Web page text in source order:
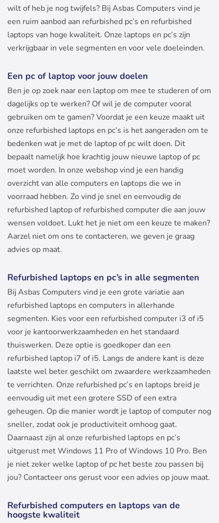
wilt of heb je nog twijfels? Bij Asbas Computers vind je
een ruim aanbod aan refurbished pc’s en refurbished
laptops van hoge kwaliteit. Onze laptops en pc’s zijn
verkrijgbaar in vele segmenten en voor vele doeleinden.
Een pc of laptop voor jouw doelen
Ben je op zoek naar een laptop om mee te studeren of om
dagelijks op te werken? Of wil je de computer vooral
gebruiken om te gamen? Voordat je een keuze maakt uit
onze refurbished laptops en pc’s is het aangeraden om te
bedenken wat je met de laptop of pc wilt doen. Dit
bepaalt namelijk hoe krachtig jouw nieuwe laptop of pc
moet worden. In onze webshop vind je een handig
overzicht van alle computers en laptops die we in
voorraad hebben. Zo vind je snel en eenvoudig de
refurbished laptop of refurbished computer die aan jouw
wensen voldoet. Lukt het je niet om een keuze te maken?
Aarzel niet om ons te contacteren, we geven je graag
advies op maat.
Refurbished laptops en pc’s in alle segmenten
Bij Asbas Computers vind je een grote variatie aan
refurbished laptops en computers in allerhande
segmenten. Kies voor een refurbished computer i3 of i5
voor je kantoorwerkzaamheden en het standaard
thuiswerken. Deze optie is goedkoper dan een
refurbished laptop i7 of i5. Langs de andere kant is deze
laatste wel beter geschikt om zwaardere werkzaamheden
te verrichten. Onze refurbished pc’s en laptops breid je
eenvoudig uit met een grotere SSD of een extra
geheugen. Op die manier wordt je laptop of computer nog
sneller, zodat ook je productiviteit omhoog gaat.
Daarnaast zijn al onze refurbished laptops en pc’s
uitgerust met Windows 11 Pro of Windows 10 Pro. Ben
je niet zeker welke laptop of pc het beste zou passen bij
jou? Contacteer ons gerust voor een advies op jouw maat.
Refurbished computers en laptops van de
hoogste kwaliteit